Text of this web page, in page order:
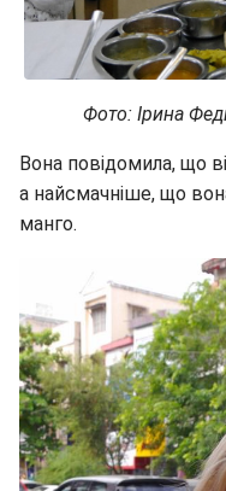
Фото: Ірина
Вона повідомила, що
а найсмачніше, що
манго.